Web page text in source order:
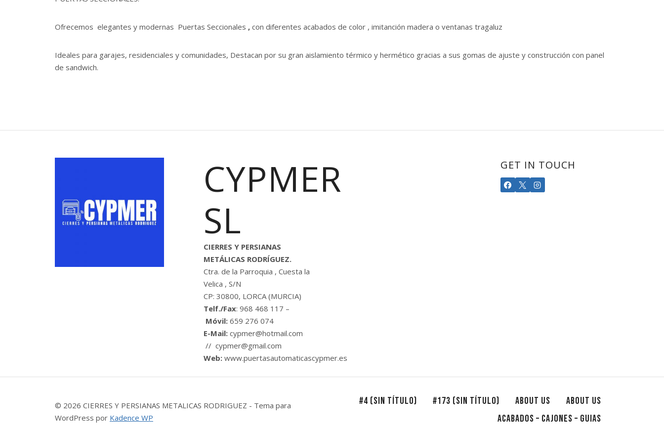
Ofrecemos elegantes y modernas Puertas Seccionales , con diferentes acabados de color , imitanción madera o ventanas tragaluz
Ideales para garajes, residenciales y comunidades, Destacan por su gran aislamiento térmico y hermético gracias a sus gomas de ajuste y construcción con panel
de sandwich.
CYPMER
SL
CIERRES Y PERSIANAS
METÁLICAS RODRÍGUEZ.
Ctra. de la Parroquia , Cuesta la
Velica , S/N
CP: 30800, LORCA (MURCIA)
Telf./Fax: 968 468 117 –
Móvil:659 276 074
E-Mail:cypmer@hotmail.com
// cypmer@gmail.com
Web:www.puertasautomaticascypmer.es
GET IN TOUCH
© 2026 CIERRES Y PERSIANAS METALICAS RODRIGUEZ - Tema para
WordPress por Kadence WP
#4 (SIN TÍTULO) #173 (SIN TÍTULO) ABOUT US
ABOUT US
ACABADOS – CAJONES – GUIAS